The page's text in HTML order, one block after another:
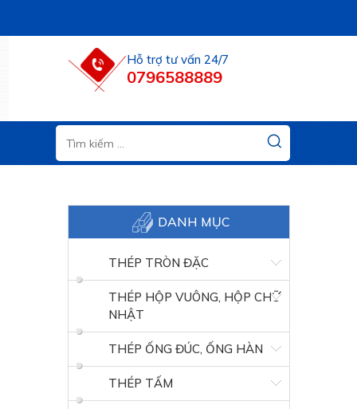
Hỗ trợ tư vấn 24/7
0796588889
DANH MỤC
THÉP TRÒN ĐẶC
THÉP HỘP VUÔNG, HỘP CHỮ
NHẬT
THÉP ỐNG ĐÚC, ỐNG HÀN
THÉP TẤM